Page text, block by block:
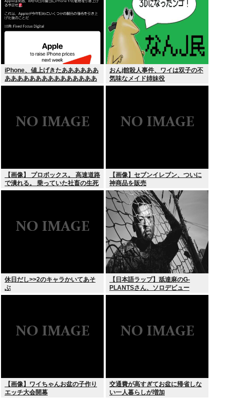
iPhone、値上げきたああああああ
あああああああああああああああ
あああああああ！！！
おんj館殺人事件、ワイは双子の不
気味なメイド姉妹役
【画像】 プロボックス。 高速道路
で潰れる。 乗っていた社畜の生死
不明
【画像】セブンイレブン、ついに
神商品を販売
休日だし>>2のキャラかいてあそ
ぶ
【日本語ラップ】舐達麻のG-
PLANTSさん、ソロデビュー
【画像】ワイちゃんお盆の子作り
エッチ大会開幕
交通費が高すぎてお盆に帰省しな
い一人暮らしが増加